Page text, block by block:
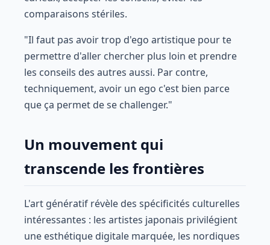
comparaisons stériles.
"Il faut pas avoir trop d'ego artistique pour te
permettre d'aller chercher plus loin et prendre
les conseils des autres aussi. Par contre,
techniquement, avoir un ego c'est bien parce
que ça permet de se challenger."
Un mouvement qui
transcende les frontières
L'art génératif révèle des spécificités culturelles
intéressantes : les artistes japonais privilégient
une esthétique digitale marquée, les nordiques